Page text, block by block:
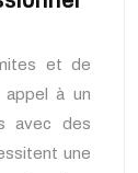
et de
à un
avec des
une